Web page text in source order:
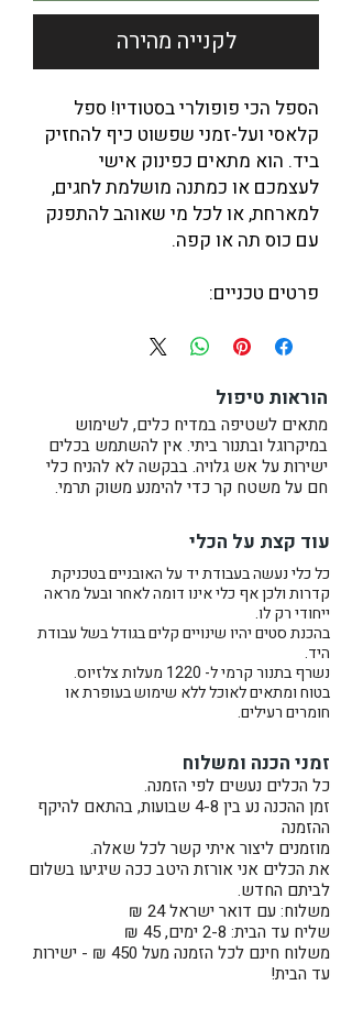
לקנייה מהירה
הספל הכי פופולרי בסטודיו! ספל
קלאסי ועל-זמני שפשוט כיף להחזיק
ביד. הוא מתאים כפינוק אישי
לעצמכם או כמתנה מושלמת לחגים,
למארחת, או לכל מי שאוהב להתפנק
עם כוס תה או קפה.
פרטים טכניים:
גובה: כ-10 ס"מ
נפח: כ-300 מ"ל (עד השפה)
זמין במלאי ומוכן למשלוח.
להזמנת סט גדול יותר מוזמנים
ליצור קשר איתי.
הערה: מכיוון שכל ספל נוצר בעבודת
יד על האובניים, ייתכנו שינויים קלים
וייחודיים בגוון או במידות המדויקות.
הוראות טיפול
מתאים לשטיפה במדיח כלים, לשימוש
במיקרוגל ובתנור ביתי. אין להשתמש בכלים
ישירות על אש גלויה. בבקשה לא להניח כלי
חם על משטח קר כדי להימנע משוק תרמי.
עוד קצת על הכלי
כל כלי נעשה בעבודת יד על האובניים בטכניקת
קדרות ולכן אף כלי אינו דומה לאחר ובעל מראה
ייחודי רק לו.
בהכנת סטים יהיו שינויים קלים בגודל בשל עבודת
היד.
נשרף בתנור קרמי ל- 1220 מעלות צלזיוס.
בטוח ומתאים לאוכל ללא שימוש בעופרת או
חומרים רעילים.
זמני הכנה ומשלוח
כל הכלים נעשים לפי הזמנה.
זמן ההכנה נע בין 4-8 שבועות, בהתאם להיקף
ההזמנה
מוזמנים ליצור איתי קשר לכל שאלה.
את הכלים אני אורזת היטב ככה שיגיעו בשלום
לביתם החדש.
משלוח: עם דואר ישראל 24 ₪
שליח עד הבית: 2-8 ימים, 45 ₪
משלוח חינם לכל הזמנה מעל 450 ₪ - ישירות
עד הבית!